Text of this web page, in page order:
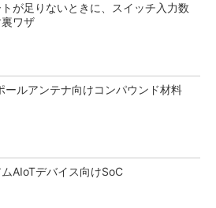
トが足りないときに、スイッチ入力数
ワザ
ールアンテナ向けコンパウンド材料
AIoTデバイス向けSoC